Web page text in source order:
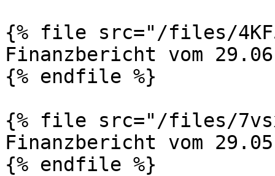
{% file src="/files/
Finanzbericht vom
{% endfile %}
{% file src="/files/
Finanzbericht vom
{% endfile %}